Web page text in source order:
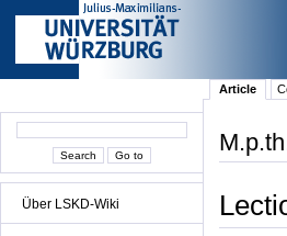
Über LSKD-Wiki
Article